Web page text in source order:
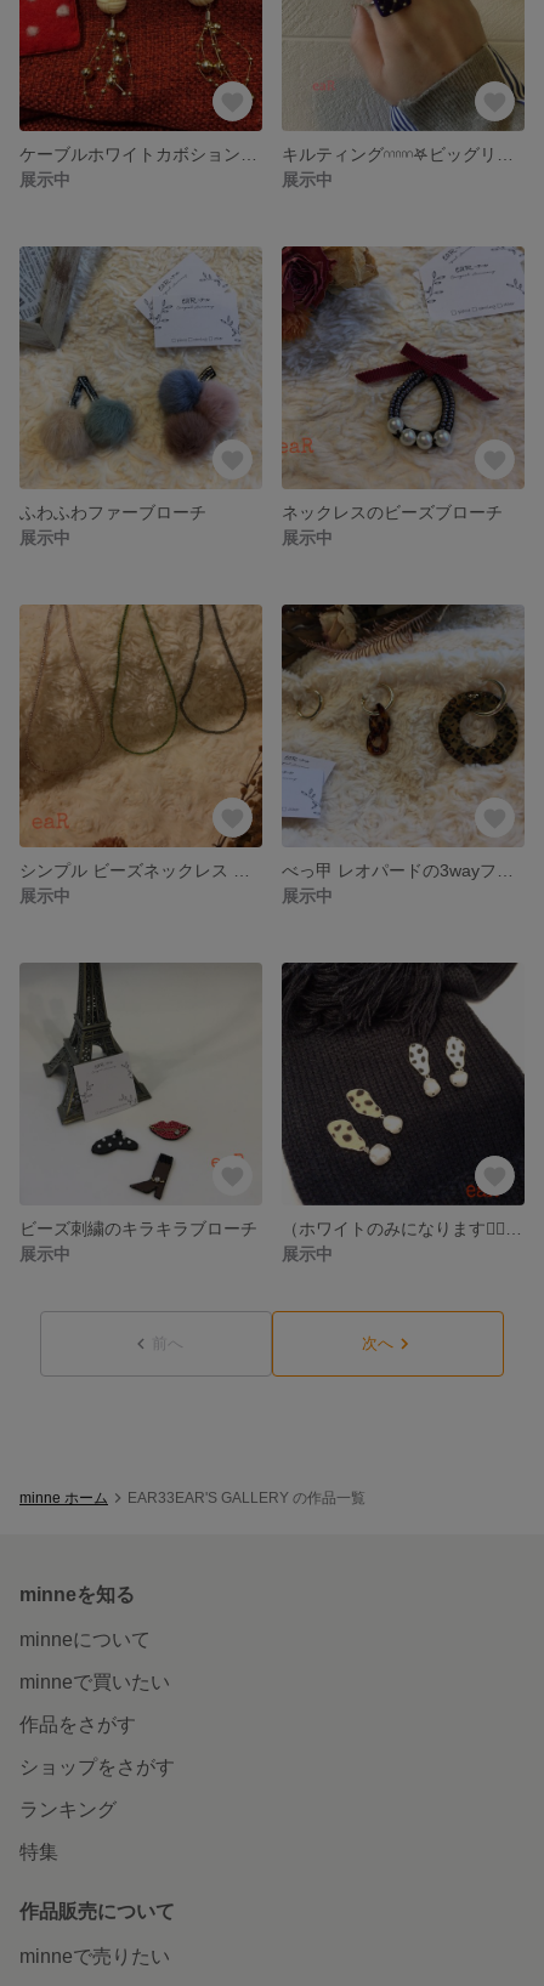
展示中
展示中
ふわふわファーブローチ
展示中
ネックレスのビーズブローチ
展示中
展示中
展示中
ビーズ刺繍のキラキラブローチ
展示中
展示中
前へ 次へ
minne ホーム EAR33EAR'S GALLERY の作品一覧
minneを知る
minneについて
minneで買いたい
作品をさがす
ショップをさがす
ランキング
特集
作品販売について
minneで売りたい